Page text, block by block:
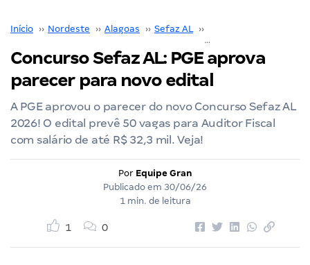
Início ›› Nordeste ›› Alagoas ›› Sefaz AL ››
Concurso Sefaz AL: PGE aprova
parecer para novo edital
A PGE aprovou o parecer do novo Concurso Sefaz AL
2026! O edital prevê 50 vagas para Auditor Fiscal
com salário de até R$ 32,3 mil. Veja!
Por Equipe Gran
Publicado em 30/06/26
1 min. de leitura
1 0